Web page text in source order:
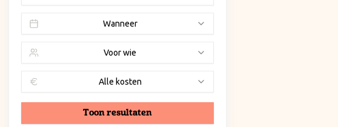
Wanneer
Voor wie
Alle kosten
Toon resultaten